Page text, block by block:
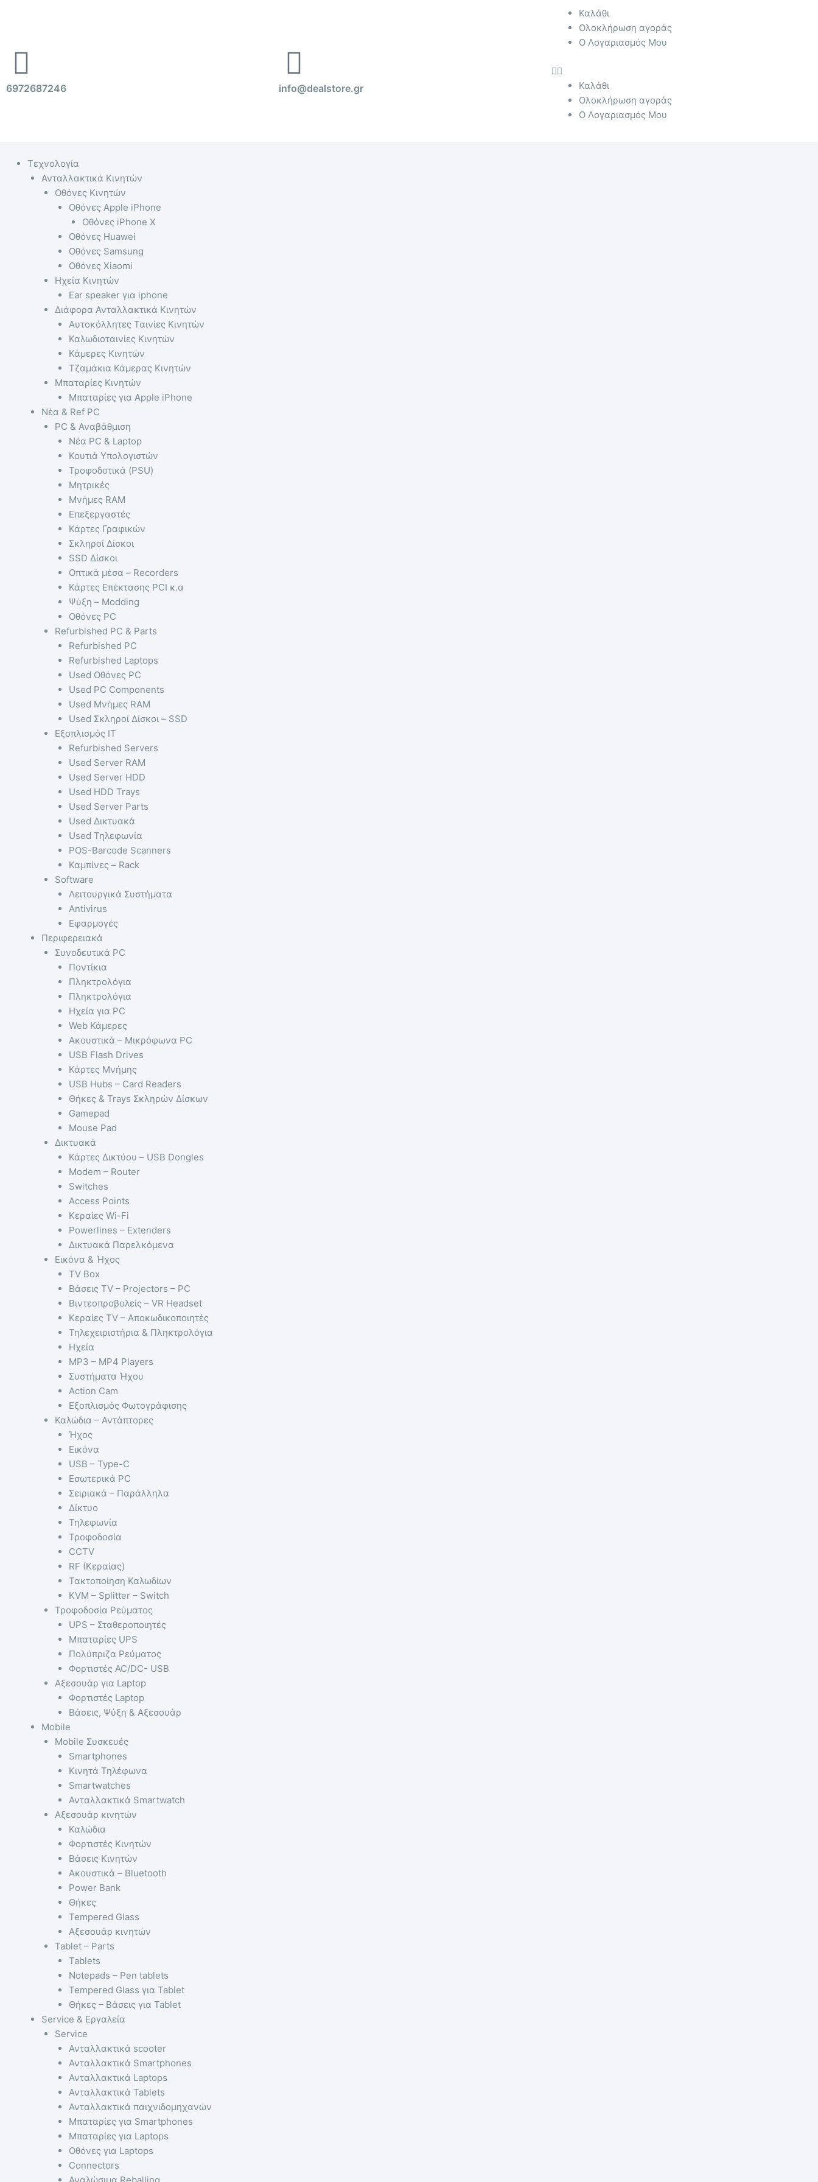
6972687246 info@dealstore.gr
Καλάθι
Ολοκλήρωση αγοράς
Ο Λογαριασμός Μου
Menu
Καλάθι
Ολοκλήρωση αγοράς
Ο Λογαριασμός Μου
Τεχνολογία
Ανταλλακτικά Κινητών
Οθόνες Κινητών
Οθόνες Apple iPhone
Οθόνες iPhone X
Οθόνες Huawei
Οθόνες Samsung
Οθόνες Xiaomi
Ηχεία Κινητών
Ear speaker για iphone
Διάφορα Ανταλλακτικά Κινητών
Αυτοκόλλητες Ταινίες Κινητών
Καλωδιοταινίες Κινητών
Κάμερες Κινητών
Τζαμάκια Κάμερας Κινητών
Μπαταρίες Κινητών
Μπαταρίες για Apple iPhone
Νέα & Ref PC
PC & Αναβάθμιση
Νέα PC & Laptop
Κουτιά Υπολογιστών
Τροφοδοτικά (PSU)
Μητρικές
Μνήμες RAM
Επεξεργαστές
Κάρτες Γραφικών
Σκληροί Δίσκοι
SSD Δίσκοι
Οπτικά μέσα – Recorders
Κάρτες Επέκτασης PCI κ.α
Ψύξη – Modding
Οθόνες PC
Refurbished PC & Parts
Refurbished PC
Refurbished Laptops
Used Οθόνες PC
Used PC Components
Used Μνήμες RAM
Used Σκληροί Δίσκοι – SSD
Εξοπλισμός IT
Refurbished Servers
Used Server RAM
Used Server HDD
Used HDD Trays
Used Server Parts
Used Δικτυακά
Used Τηλεφωνία
POS-Barcode Scanners
Καμπίνες – Rack
Software
Λειτουργικά Συστήματα
Antivirus
Εφαρμογές
Περιφερειακά
Συνοδευτικά PC
Ποντίκια
Πληκτρολόγια
Πληκτρολόγια
Ηχεία για PC
Web Κάμερες
Ακουστικά – Μικρόφωνα PC
USB Flash Drives
Κάρτες Μνήμης
USB Hubs – Card Readers
Θήκες & Trays Σκληρών Δίσκων
Gamepad
Mouse Pad
Δικτυακά
Κάρτες Δικτύου – USB Dongles
Modem – Router
Switches
Access Points
Κεραίες Wi-Fi
Powerlines – Extenders
Δικτυακά Παρελκόμενα
Εικόνα & Ήχος
TV Box
Βάσεις TV – Projectors – PC
Βιντεοπροβολείς – VR Headset
Κεραίες TV – Αποκωδικοποιητές
Τηλεχειριστήρια & Πληκτρολόγια
Ηχεία
MP3 – MP4 Players
Συστήματα Ήχου
Action Cam
Εξοπλισμός Φωτογράφισης
Καλώδια – Αντάπτορες
Ήχος
Εικόνα
USB – Type-C
Εσωτερικά PC
Σειριακά – Παράλληλα
Δίκτυο
Τηλεφωνία
Τροφοδοσία
CCTV
RF (Κεραίας)
Τακτοποίηση Καλωδίων
KVM – Splitter – Switch
Τροφοδοσία Ρεύματος
UPS – Σταθεροποιητές
Μπαταρίες UPS
Πολύπριζα Ρεύματος
Φορτιστές AC/DC- USB
Αξεσουάρ για Laptop
Φορτιστές Laptop
Βάσεις, Ψύξη & Αξεσουάρ
Mobile
Mobile Συσκευές
Smartphones
Κινητά Τηλέφωνα
Smartwatches
Ανταλλακτικά Smartwatch
Αξεσουάρ κινητών
Καλώδια
Φορτιστές Κινητών
Βάσεις Κινητών
Ακουστικά – Bluetooth
Power Bank
Θήκες
Tempered Glass
Αξεσουάρ κινητών
Tablet – Parts
Tablets
Notepads – Pen tablets
Tempered Glass για Tablet
Θήκες – Βάσεις για Tablet
Service & Εργαλεία
Service
Ανταλλακτικά scooter
Ανταλλακτικά Smartphones
Ανταλλακτικά Laptops
Ανταλλακτικά Tablets
Ανταλλακτικά παιχνιδομηχανών
Μπαταρίες για Smartphones
Μπαταρίες για Laptops
Οθόνες για Laptops
Connectors
Menu